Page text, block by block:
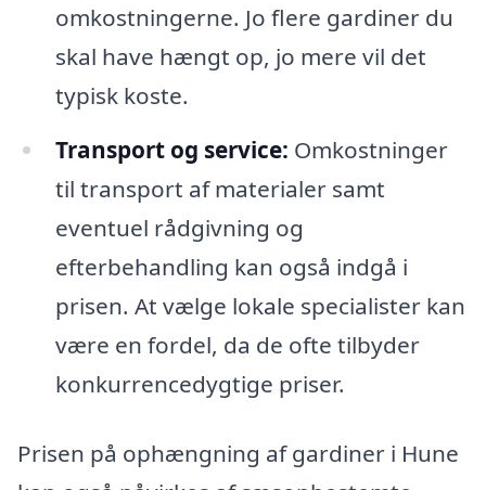
omkostningerne. Jo flere gardiner du
skal have hængt op, jo mere vil det
typisk koste.
Transport og service: Omkostninger
til transport af materialer samt
eventuel rådgivning og
efterbehandling kan også indgå i
prisen. At vælge lokale specialister kan
være en fordel, da de ofte tilbyder
konkurrencedygtige priser.
Prisen på ophængning af gardiner i Hune